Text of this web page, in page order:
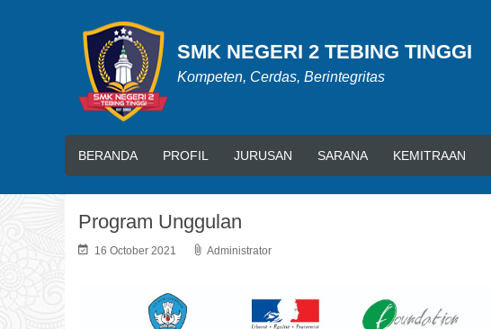
SMK NEGERI 2 TEBING TINGGI
Kompeten, Cerdas, Berintegritas
BERANDA PROFIL JURUSAN SARANA KEMITRAAN
Program Unggulan
16 October 2021 Administrator